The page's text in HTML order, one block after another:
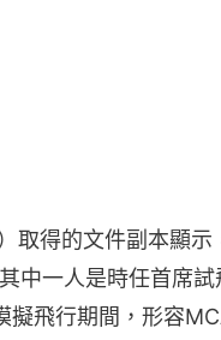
取得的文件副本顯示
中一人是時任首席
飛行期間，形容